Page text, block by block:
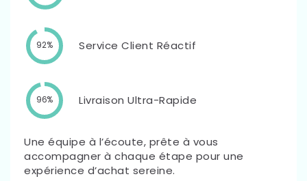
92% Service Client Réactif
96% Livraison Ultra-Rapide
Une équipe à l’écoute, prête à vous
accompagner à chaque étape pour une
expérience d’achat sereine.